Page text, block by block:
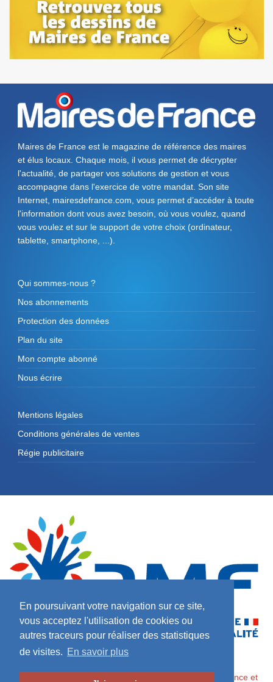
En poursuivant votre navigation sur ce site,
vous acceptez l'utilisation de cookies ou
autres traceurs pour réaliser des statistiques
de visites. En savoir plus
Maires de France est le magazine de référence des maires
et élus locaux. Chaque mois, il vous permet de décrypter
l'actualité, de partager vos solutions de gestion et vous
accompagne dans l'exercice de votre mandat. Son site
Internet, mairesdefrance.com, vous permet d’accéder à toute
l'information dont vous avez besoin, où vous voulez, quand
vous voulez et sur le support de votre choix (ordinateur,
tablette, smartphone, ...).
Qui sommes-nous ?
Nos abonnements
Protection des données
Plan du site
Mon compte abonné
Nous écrire
Mentions légales
Conditions générales de ventes
Régie publicitaire
Maires de France / Association des Maires de France et